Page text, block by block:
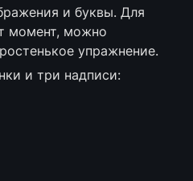
и буквы. Для
момент, можно
упражнение.
и три надписи: